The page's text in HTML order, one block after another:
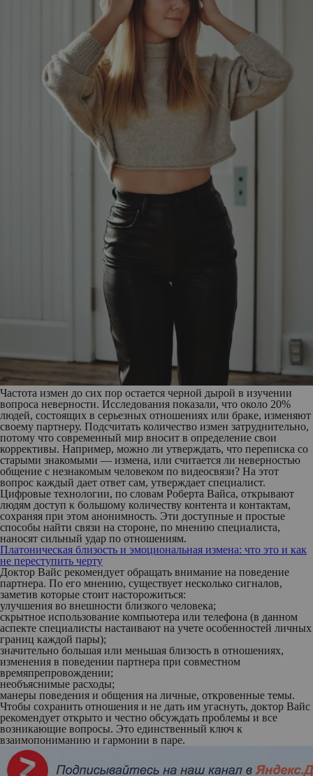
Частота измен до сих пор остается черной дырой в изучении
вопроса неверности. Исследования показали, что около 20%
людей, состоящих в серьезных отношениях или браке, изменяют
своему партнеру. Подсчитать количество измен затруднительно,
потому что современный мир вносит в определение свои
коррективы. Например, можно ли утверждать, что переписка со
старыми знакомыми — измена, или считается ли неверностью
общение с незнакомым человеком по видеосвязи? На этот
вопрос каждый дает ответ сам, утверждает специалист.
Цифровые технологии, по словам Роберта Вайса, открывают
людям доступ к большому количеству контента и контактам,
сохраняя при этом анонимность. Эти доступные и простые
способы найти связи на стороне, по мнению специалиста,
наносят сильный удар по отношениям.
Платоническая близость и эмоциональная измена: что это и как
не переступить черту
Доктор Вайс рекомендует обращать внимание на поведение
партнера. По его мнению, существует несколько сигналов,
заметив которые стоит насторожиться:
улучшения во внешности близкого человека;
скрытное использование компьютера или телефона (в данном
аспекте специалисты настаивают на учете особенностей личных
границ каждой пары);
значительно большая или меньшая близость в отношениях,
изменения в поведении партнера при совместном
времяпрепровождении;
необъяснимые расходы;
манеры поведения и общения на личные, откровенные темы.
Чтобы сохранить отношения и не дать им угаснуть, доктор Вайс
рекомендует открыто и честно обсуждать проблемы и все
возникающие вопросы. Это единственный ключ к
взаимопониманию и гармонии в паре.